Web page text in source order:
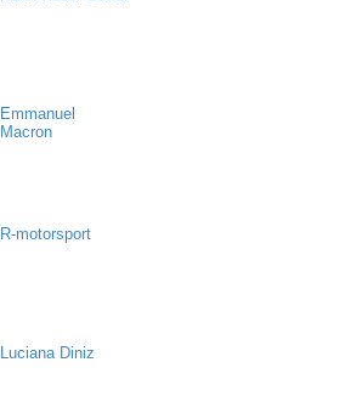
Emmanuel
Macron
R-motorsport
Luciana Diniz